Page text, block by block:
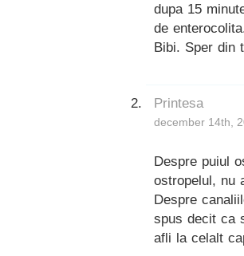
dupa 15
de
Bibi. Sper din
Printesa
december 14th,
Despre puiul
ostropelul, nu
Despre
spus decit ca
afli la celalt